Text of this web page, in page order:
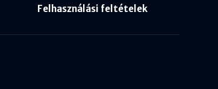
Felhasználási feltételek